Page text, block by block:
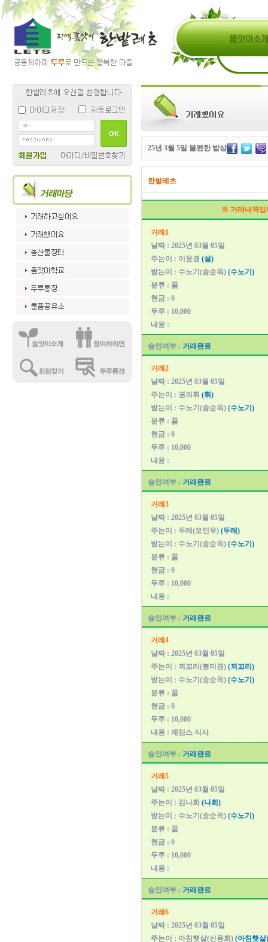
25년 3월 5일 불편한 밥상
한밭레츠
※ 거래내역입
거래1
날짜 : 2025년 03월 05일
주는이 : 이윤경 (설)
받는이 : 수노기(송순옥) (수노기)
분류 : 품
현금 : 0
두루 : 10,000
내용 :
승인여부 : 거래완료
거래2
날짜 : 2025년 03월 05일
주는이 : 권의휘 (휘)
받는이 : 수노기(송순옥) (수노기)
분류 : 품
현금 : 0
두루 : 10,000
내용 :
승인여부 : 거래완료
거래3
날짜 : 2025년 03월 05일
주는이 : 두레(오민우) (두레)
받는이 : 수노기(송순옥) (수노기)
분류 : 품
현금 : 0
두루 : 10,000
내용 :
승인여부 : 거래완료
거래4
날짜 : 2025년 03월 05일
주는이 : 꾀꼬리(봉미경) (꾀꼬리)
받는이 : 수노기(송순옥) (수노기)
분류 : 품
현금 : 0
두루 : 10,000
내용 : 제임스 식사
승인여부 : 거래완료
거래5
날짜 : 2025년 03월 05일
주는이 : 김나희 (나희)
받는이 : 수노기(송순옥) (수노기)
분류 : 품
현금 : 0
두루 : 10,000
내용 :
승인여부 : 거래완료
거래6
날짜 : 2025년 03월 05일
주는이 : 아침햇살(신용희) (아침햇살)